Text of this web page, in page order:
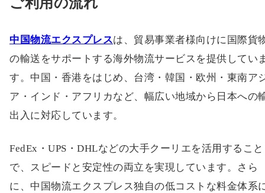
中国物流エクスプレスは、貿易事業者様向けに国際貨
の輸送をサポートする海外物流サービスを提供してい
す。中国・香港をはじめ、台湾・韓国・欧州・東南ア
ア・インド・アフリカなど、幅広い地域から日本への
出入に対応しています。
FedEx・UPS・DHLなどの大手クーリエを活用すること
で、スピードと安定性の両立を実現しています。さら
に、中国物流エクスプレス独自の低コストな料金体系